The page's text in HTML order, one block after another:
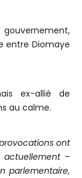
entre Diomaye
ex-allié de
au calme.
ont
actuellement –
parlementaire,